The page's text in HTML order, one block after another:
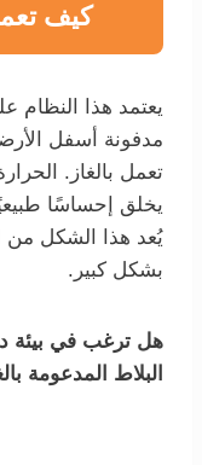
كيف
يعتمد هذا النظام
مدفونة أسفل
تعمل بالغاز.
يخلق إحساسًا
يُعد هذا الشكل من
بشكل كبير.
هل ترغب في بيئة
البلاط المدعومة